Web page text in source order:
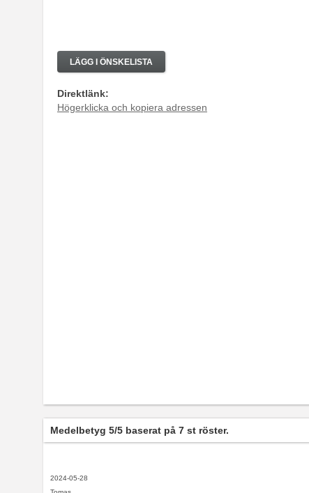
LÄGG I ÖNSKELISTA
Direktlänk:
Högerklicka och kopiera adressen
Medelbetyg 5/5 baserat på 7 st röster.
2024-05-28